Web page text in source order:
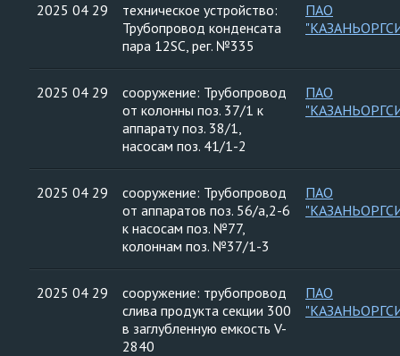
2025 04 29
техническое устройство:
Трубопровод конденсата
пара 12SC, рег. №335
ПАО
2025 04 29
сооружение: Трубопровод
от колонны поз. 37/1 к
аппарату поз. 38/1,
насосам поз. 41/1-2
ПАО
2025 04 29
сооружение: Трубопровод
от аппаратов поз. 56/а,2-6
к насосам поз. №77,
колоннам поз. №37/1-3
ПАО
2025 04 29
сооружение: трубопровод
слива продукта секции 300
в заглубленную емкость V-
2840
ПАО